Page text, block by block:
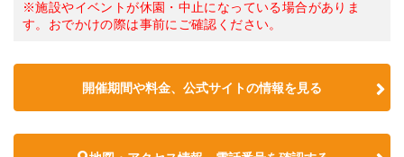
※施設やイベントが休園・中止になっている場合がありま
す。おでかけの際は事前にご確認ください。
開催期間や料金、公式サイトの情報を見る